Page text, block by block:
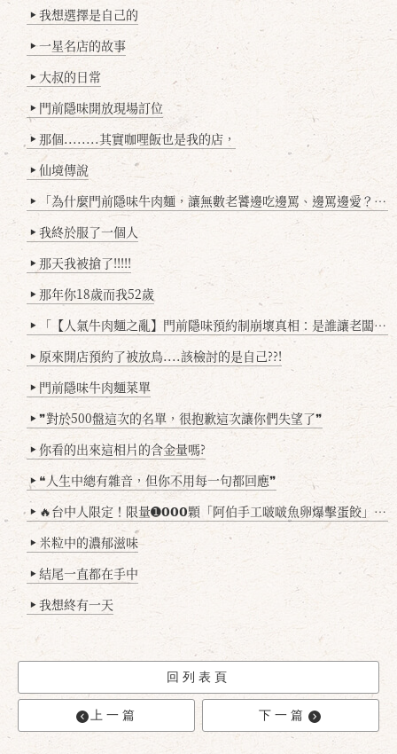
▶ 我想選擇是自己的
▶ 一星名店的故事
▶ 大叔的日常
▶ 門前隱味開放現場訂位
▶ 那個........其實咖哩飯也是我的店，
▶ 仙境傳說
▶ 「為什麼門前隱味牛肉麵，讓無數老饕邊吃邊罵、邊罵邊愛？小辣雞揭密！」
▶ 我終於服了一個人
▶ 那天我被搶了!!!!!
▶ 那年你18歲而我52歲
▶ 「【人氣牛肉麵之亂】門前隱味預約制崩壞真相：是誰讓老闆心灰意冷？」
▶ 原來開店預約了被放鳥....該檢討的是自己??!
▶ 門前隱味牛肉麵菜單
▶ ❞對於500盤這次的名單，很抱歉這次讓你們失望了❞
▶ 你看的出來這相片的含金量嗎?
▶ ❝人生中總有雜音，但你不用每一句都回應❞
▶ 🔥台中人限定！限量➊𝟬𝟬𝟬顆「阿伯手工啵啵魚卵爆擊蛋餃」台北已被搶爆2萬顆，最後名額門前隱味只留給你！🥟💥
▶ 米粒中的濃郁滋味
▶ 結尾一直都在手中
▶ 我想終有一天
回列表頁
上一篇 下一篇